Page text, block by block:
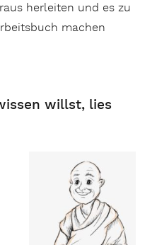
herleiten und es zu
machen
willst, lies